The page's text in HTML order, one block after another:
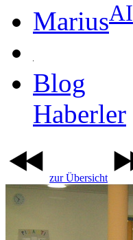
MariusAI
Blog
Haberler
zur Übersicht